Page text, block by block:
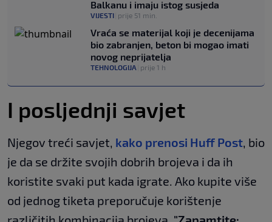
Balkanu i imaju istog susjeda
VIJESTI prije 51 min.
Vraća se materijal koji je decenijama
bio zabranjen, beton bi mogao imati
novog neprijatelja
TEHNOLOGIJA prije 1 h
I posljednji savjet
Njegov treći savjet, kako prenosi Huff Post , bio
je da se držite svojih dobrih brojeva i da ih
koristite svaki put kada igrate. Ako kupite više
od jednog tiketa preporučuje korištenje